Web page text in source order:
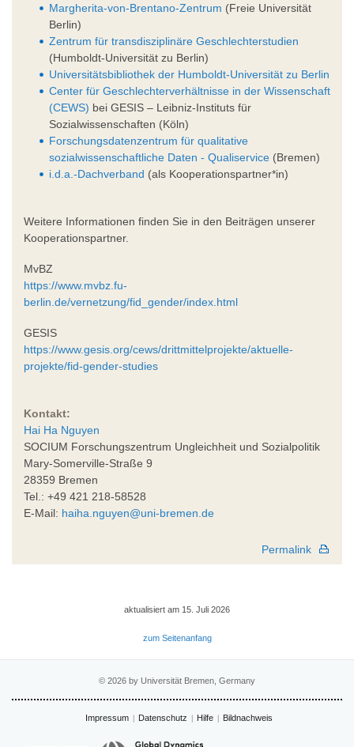
Margherita-von-Brentano-Zentrum (Freie Universität
Berlin)
Zentrum für transdisziplinäre Geschlechterstudien
(Humboldt-Universität zu Berlin)
Universitätsbibliothek der Humboldt-Universität zu Berlin
Center für Geschlechterverhältnisse in der Wissenschaft
(CEWS) bei GESIS – Leibniz-Instituts für
Sozialwissenschaften (Köln)
Forschungsdatenzentrum für qualitative
sozialwissenschaftliche Daten - Qualiservice (Bremen)
i.d.a.-Dachverband (als Kooperationspartner*in)
Weitere Informationen finden Sie in den Beiträgen unserer
Kooperationspartner.
MvBZ
https://www.mvbz.fu-
berlin.de/vernetzung/fid_gender/index.html
GESIS
https://www.gesis.org/cews/drittmittelprojekte/aktuelle-
projekte/fid-gender-studies
Kontakt:
Hai Ha Nguyen
SOCIUM Forschungszentrum Ungleichheit und Sozialpolitik
Mary-Somerville-Straße 9
28359 Bremen
Tel.: +49 421 218-58528
E-Mail: haiha.nguyen@uni-bremen.de
Permalink
aktualisiert am 15. Juli 2026
zum Seitenanfang
© 2026 by Universität Bremen, Germany
Impressum Datenschutz Hilfe Bildnachweis